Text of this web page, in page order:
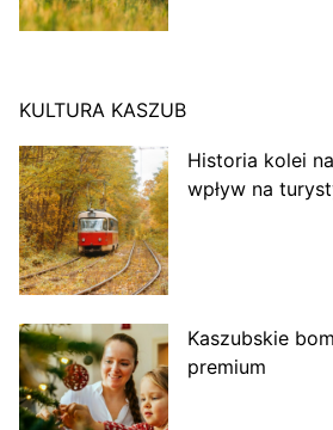
KULTURA KASZUB
Historia kolei
wpływ na
Kaszubskie
premium